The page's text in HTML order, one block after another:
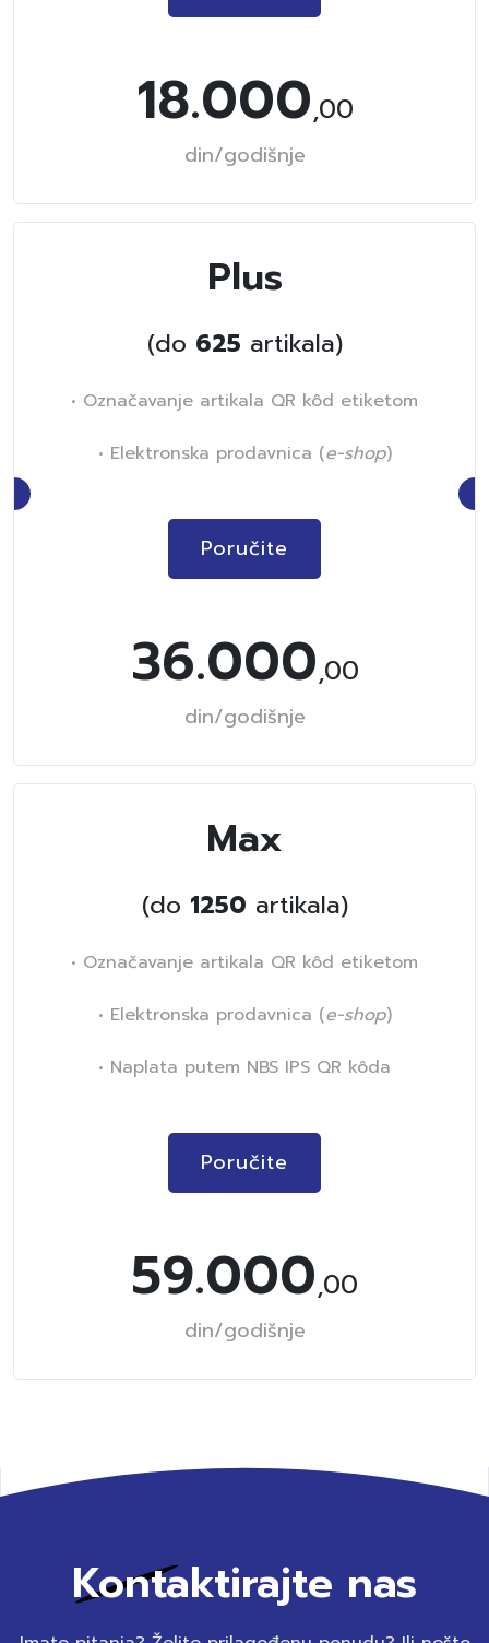
18.000,00
din/godišnje
Plus
(do 625 artikala)
• Označavanje artikala QR kôd etiketom
• Elektronska prodavnica (e-shop)
Poručite
36.000,00
din/godišnje
Max
(do 1250 artikala)
• Označavanje artikala QR kôd etiketom
• Elektronska prodavnica (e-shop)
• Naplata putem NBS IPS QR kôda
Poručite
59.000,00
din/godišnje
Kontaktirajte nas